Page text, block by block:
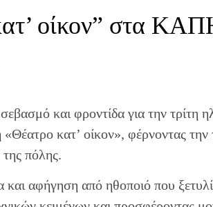
οίκον” στα
και φροντίδα για την τρίτη
«Θέατρο κατ’ οίκον», φέρνοντας
πόλης.
και αφήγηση από ηθοποιό που